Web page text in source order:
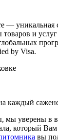
— уникальная
и
by Visa.
каждый
мы уверены в
который
вы